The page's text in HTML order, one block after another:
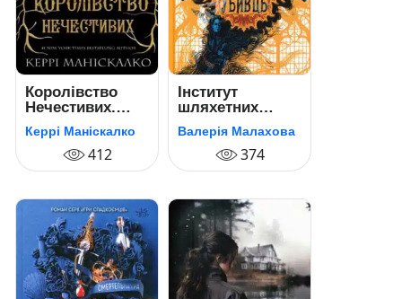
Королівство
Нечестивих.
Книга 1
Керрі Маніскалко
412
Інститут
шляхетних
убивць
Валерія Малахова
374